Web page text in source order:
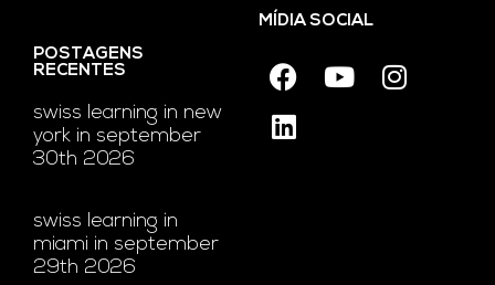
POSTAGENS
RECENTES
swiss learning in new
york in september
30th 2026
swiss learning in
miami in september
29th 2026
MÍDIA SOCIAL